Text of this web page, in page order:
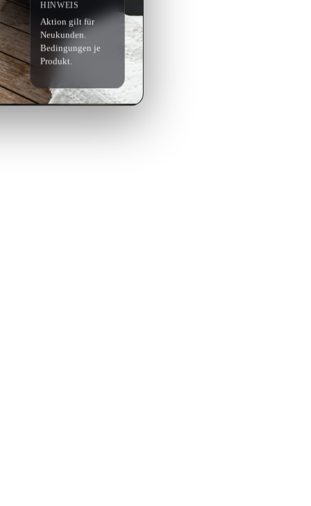
HINWEIS
Aktion gilt für
Neukunden.
Bedingungen je
Produkt.